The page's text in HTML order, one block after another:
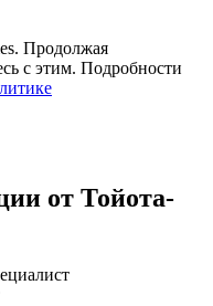
Продолжая
с этим. Подробности
от Тойота-